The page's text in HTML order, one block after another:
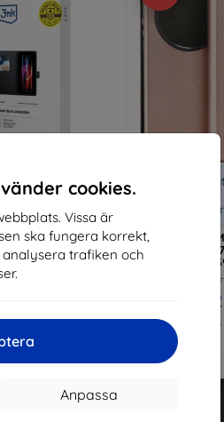
cookies.
Vissa är
ska fungera korrekt,
trafiken och
Anpassa
Rabatt
med
kupong
EXTRA10
Wallet Case
case for
17 Ultra
180 kr
Beline Book
for Xiaomi
gold
I